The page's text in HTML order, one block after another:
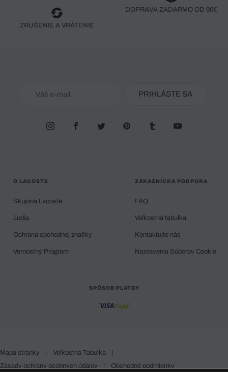
ZRUŠENIE A VRÁTENIE
DOPRAVA ZADARMO OD 90€
PRIHLÁSTE SA
O LACOSTE
Skupina Lacoste
Ľudia
Ochrana obchodnej značky
Vernostný Program
ZÁKAZNÍCKA PODPORA
FAQ
Veľkostná tabuľka
Kontaktujte nás
Nastavenia Súborov Cookie
SPÔSOB PLATBY
Mapa stránky | Veľkostná Tabuľka
|
Zásady ochrany osobných údajov
| Obchodné podmienky